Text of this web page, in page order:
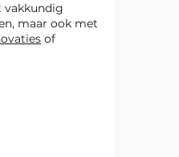
vakkundig
maar ook met
of